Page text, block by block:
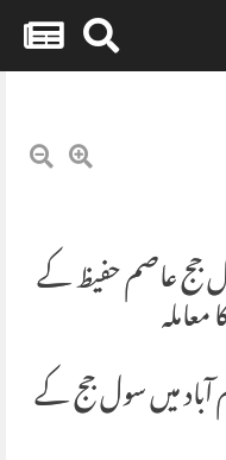
جج عاصم حفیظ کے
آباد میں سول جج کے